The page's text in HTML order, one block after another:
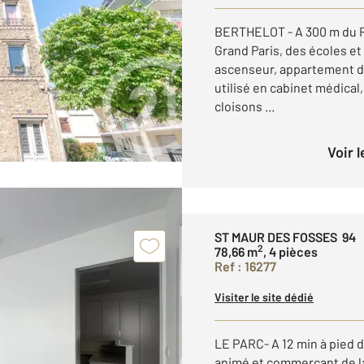
BERTHELOT - A 300 m
Grand Paris, des écoles
ascenseur, appartement
utilisé en cabinet
cloisons ...
Voir
ST MAUR DES FOSSES 94
78,66 m2, 4 pièces
Ref : 16277
Visiter le site dédié
LE PARC- A 12 min à pied